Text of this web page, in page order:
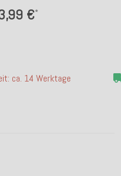
€*
ca. 14 Werktage